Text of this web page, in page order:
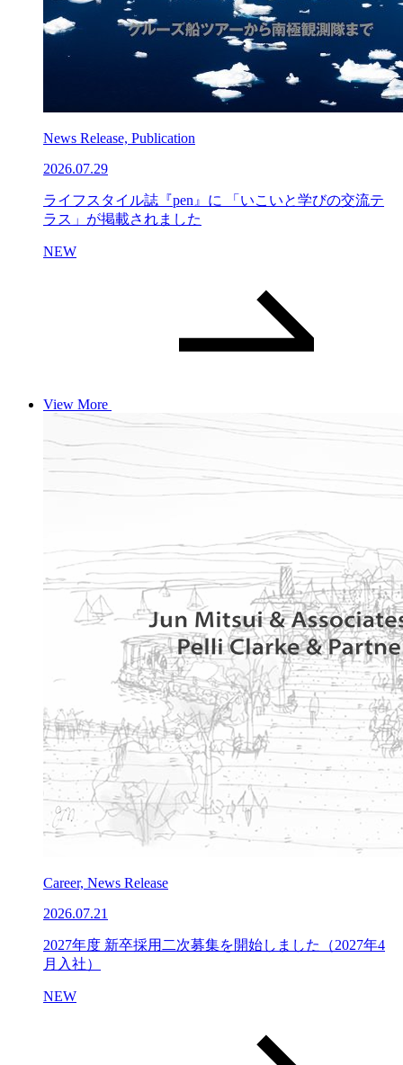
News Release, Publication
2026.07.29
ライフスタイル誌『pen』に 「いこいと学びの交流テ
ラス」が掲載されました
NEW
View More
Career, News Release
2026.07.21
2027年度 新卒採用二次募集を開始しました（2027年4
月入社）
NEW